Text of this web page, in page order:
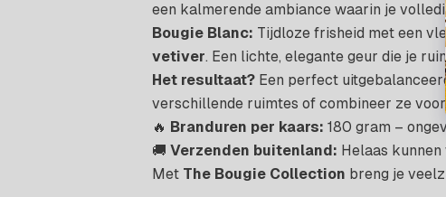
een kalmerende ambiance waarin je
Bougie Blanc: Tijdloze frisheid met een
vetiver. Een lichte, elegante geur die je
Het resultaat? Een perfect
verschillende ruimtes of combineer ze
🔥 Branduren per kaars: 180 gram –
🚚 Verzenden buitenland: Helaas kunnen
Met The Bougie Collection breng je